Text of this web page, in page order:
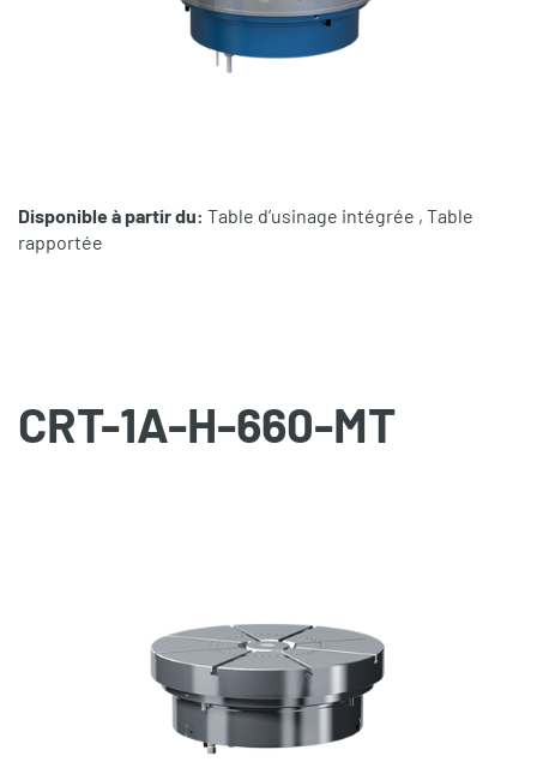
Disponible à partir du: Table d’usinage intégrée , Table
rapportée
CRT-1A-H-660-MT